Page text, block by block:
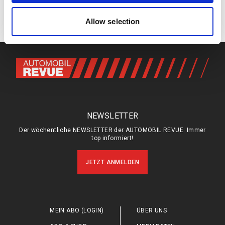
provided to them or that they’ve collected from your use
Allow selection
NEWSLETTER
Der wöchentliche NEWSLETTER der AUTOMOBIL REVUE: Immer
top informiert!
JETZT ANMELDEN
MEIN ABO (LOGIN) ÜBER UNS